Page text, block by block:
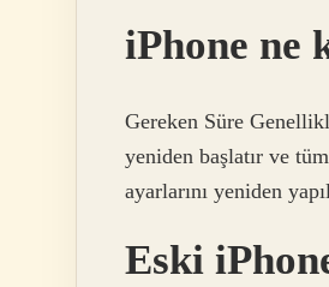
iPhone ne
Gereken Süre
yeniden başlatır ve
ayarlarını yeniden
Eski